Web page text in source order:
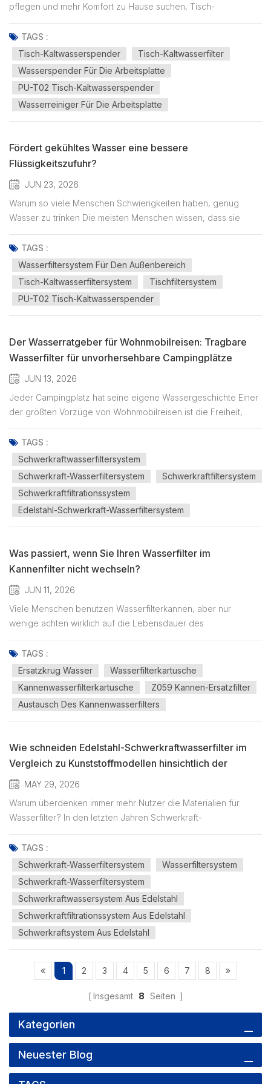
pflegen und mehr Komfort zu Hause suchen, Tisch-
Kaltwasserspender Tischgeräte sind eine immer beliebtere
Alternative zu herkömmlichem Flaschenwasser und sperrigen
Standwasserspendern. Ob Sie in einer Wohnung leben, im
Homeoffice arbeiten, ein Haus m...
TAGS :
Tisch-Kaltwasserspender
Tisch-Kaltwasserfilter
Wasserspender Für Die Arbeitsplatte
PU-T02 Tisch-Kaltwasserspender
Wasserreiniger Für Die Arbeitsplatte
Fördert gekühltes Wasser eine bessere
Flüssigkeitszufuhr?
JUN 23, 2026
Warum so viele Menschen Schwierigkeiten haben, genug
Wasser zu trinken Die meisten Menschen wissen, dass sie
mehr Wasser trinken sollten. Wir hören diesen Rat überall – von
Ärzten, Fitnesstrainern und in Gesundheitsartikeln. Dennoch
erreichen viele Erwachsene nicht ihr tägliches Trinkziel. Der
Grund...
TAGS :
Wasserfiltersystem Für Den Außenbereich
Tisch-Kaltwasserfiltersystem
Tischfiltersystem
PU-T02 Tisch-Kaltwasserspender
Der Wasserratgeber für Wohnmobilreisen: Tragbare
Wasserfilter für unvorhersehbare Campingplätze
auswählen
JUN 13, 2026
Jeder Campingplatz hat seine eigene Wassergeschichte Einer
der größten Vorzüge von Wohnmobilreisen ist die Freiheit,
jederzeit an einem neuen Ort aufzuwachen. Mal campt man an
einem Bergsee, mal steht man auf einem Campingplatz in der
Wüste, Hunderte von Kilometern von der nächsten Stadt
entfernt. W...
TAGS :
Schwerkraftwasserfiltersystem
Schwerkraft-Wasserfiltersystem
Schwerkraftfiltersystem
Schwerkraftfiltrationssystem
Edelstahl-Schwerkraft-Wasserfiltersystem
Was passiert, wenn Sie Ihren Wasserfilter im
Kannenfilter nicht wechseln?
JUN 11, 2026
Viele Menschen benutzen Wasserfilterkannen, aber nur
wenige achten wirklich auf die Lebensdauer des
Filters. Wasserfilterkannen sind in vielen Haushalten zum Alltag
geworden. Im Vergleich zu großen und komplexen
Filtersystemen sind Kannenfilter einfach zu bedienen,
erfordern keine Installation und v...
TAGS :
Ersatzkrug Wasser
Wasserfilterkartusche
Kannenwasserfilterkartusche
Z059 Kannen-Ersatzfilter
Austausch Des Kannenwasserfilters
Wie schneiden Edelstahl-Schwerkraftwasserfilter im
Vergleich zu Kunststoffmodellen hinsichtlich der
Haltbarkeit ab?
MAY 29, 2026
Warum überdenken immer mehr Nutzer die Materialien für
Wasserfilter? In den letzten Jahren Schwerkraft-
Wasserfiltersysteme Schwerkraftwasserfilter erfreuen sich
zunehmender Beliebtheit für Privathaushalte, Büros, Camping
und Notfallvorsorge. Im Vergleich zu komplexen
Umkehrosmoseanlagen benötigen si...
TAGS :
Schwerkraft-Wasserfiltersystem
Wasserfiltersystem
Schwerkraft-Wasserfiltersystem
Schwerkraftwassersystem Aus Edelstahl
Schwerkraftfiltrationssystem Aus Edelstahl
Schwerkraftsystem Aus Edelstahl
1 2 3 4 5 6 7 8
Insgesamt 8 Seiten
Kategorien
Neuester Blog